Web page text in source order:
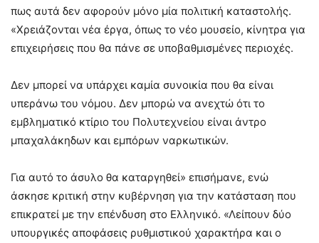
πως αυτά δεν αφορούν μόνο μία πολιτική καταστολής.
«Χρειάζονται νέα έργα, όπως το νέο μουσείο, κίνητρα για
επιχειρήσεις που θα πάνε σε υποβαθμισμένες περιοχές.
Δεν μπορεί να υπάρχει καμία συνοικία που θα είναι
υπεράνω του νόμου. Δεν μπορώ να ανεχτώ ότι το
εμβληματικό κτίριο του Πολυτεχνείου είναι άντρο
μπαχαλάκηδων και εμπόρων ναρκωτικών.
Για αυτό το άσυλο θα καταργηθεί» επισήμανε, ενώ
άσκησε κριτική στην κυβέρνηση για την κατάσταση που
επικρατεί με την επένδυση στο Ελληνικό. «Λείπουν δύο
υπουργικές αποφάσεις ρυθμιστικού χαρακτήρα και ο